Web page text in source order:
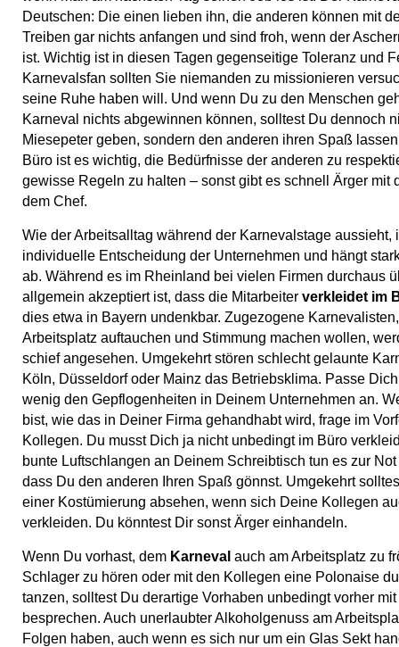
Deutschen: Die einen lieben ihn, die anderen können mit
Treiben gar nichts anfangen und sind froh, wenn der
ist. Wichtig ist in diesen Tagen gegenseitige Toleranz und
Karnevalsfan sollten Sie niemanden zu missionieren
seine Ruhe haben will. Und wenn Du zu den Menschen
Karneval nichts abgewinnen können, solltest Du dennoch
Miesepeter geben, sondern den anderen ihren Spaß
Büro ist es wichtig, die Bedürfnisse der anderen zu
gewisse Regeln zu halten – sonst gibt es schnell Ärger mit
dem Chef.
Wie der Arbeitsalltag während der Karnevalstage aussieht,
individuelle Entscheidung der Unternehmen und hängt
ab. Während es im Rheinland bei vielen Firmen durchaus
allgemein akzeptiert ist, dass die Mitarbeiter verkleidet im
dies etwa in Bayern undenkbar. Zugezogene
Arbeitsplatz auftauchen und Stimmung machen wollen,
schief angesehen. Umgekehrt stören schlecht gelaunte
Köln, Düsseldorf oder Mainz das Betriebsklima. Passe
wenig den Gepflogenheiten in Deinem Unternehmen an.
bist, wie das in Deiner Firma gehandhabt wird, frage im
Kollegen. Du musst Dich ja nicht unbedingt im Büro
bunte Luftschlangen an Deinem Schreibtisch tun es zur
dass Du den anderen Ihren Spaß gönnst. Umgekehrt
einer Kostümierung absehen, wenn sich Deine Kollegen
verkleiden. Du könntest Dir sonst Ärger einhandeln.
Wenn Du vorhast, dem Karneval auch am Arbeitsplatz zu
Schlager zu hören oder mit den Kollegen eine Polonaise
tanzen, solltest Du derartige Vorhaben unbedingt vorher
besprechen. Auch unerlaubter Alkoholgenuss am
Folgen haben, auch wenn es sich nur um ein Glas Sekt